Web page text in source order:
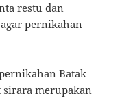
restu dan
pernikahan
Batak
merupakan